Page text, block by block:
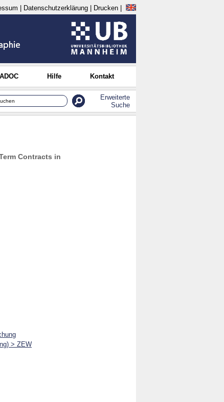
Datenschutzerklärung Drucken
Hilfe Kontakt
Erweiterte
Suche
Contracts in
> ZEW